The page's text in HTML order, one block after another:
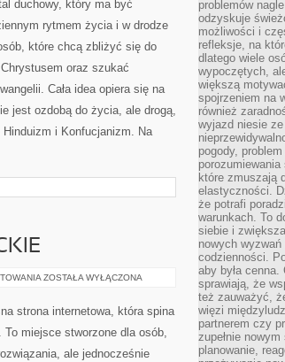
duchowy, który ma być
rytmem życia i w drodze
które chcą zbliżyć się do
oraz szukać
Cała idea opiera się na
jest ozdobą do życia, ale drogą,
i Konfucjanizm. Na
STADNINY
JEŹDZIECKIE
ZOSTAŁA WYŁĄCZONA
strona internetowa, która spina
miejsce stworzone dla osób,
ale jednocześnie
problemów
odzyskuje
możliwości i
refleksje, na
dlatego wiele
wypoczętych,
większą
spojrzeniem na
również
wyjazd niesie
pogody,
które zmuszają
elastyczności.
że potrafi
warunkach. To
siebie i
nowych
codzienności.
aby była cenna.
sprawiają, że
też zauważyć,
więzi
partnerem czy
zupełnie
planowanie,